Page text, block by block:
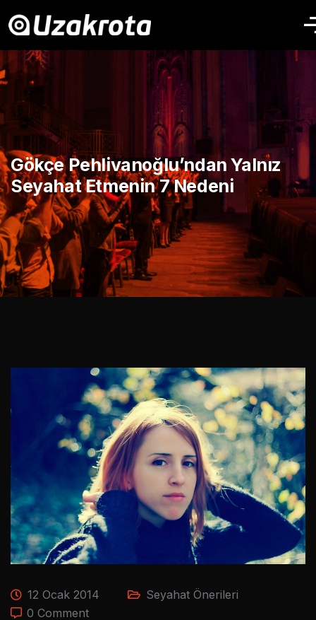
Gökçe Pehlivanoğlu’ndan Yalnız
Seyahat Etmenin 7 Nedeni
12 Ocak 2014
Seyahat Önerileri
0 Comment